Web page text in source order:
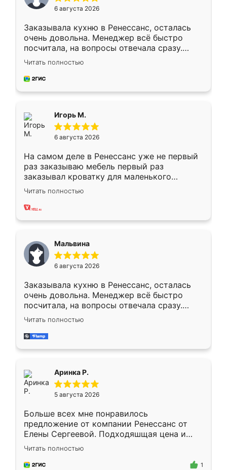
6 августа 2026
Заказывала кухню в Ренессанс, осталась
очень довольна. Менеджер всё быстро
посчитала, на вопросы отвечала сразу.
Замерщик приехал в субботу, подошёл к
делу со всей ответственностью. Собрали
за день, ребята работали аккуратно, даже
Читать полностью
Игорь М.
6 августа 2026
На самом деле в Ренессанс уже не первый
раз заказываю мебель первый раз
заказывал кроватку для маленького
ребёнка при его рождении ,во второй раз
заказал шкаф-купе. По качеству очень
хорошее сборка достаточно быстрая,
меньше, здесь же он более разнообразный.
Мне нравится ,если что-то потребуется из
мебели буду заказывать только здесь.
Читать полностью
Мальвина
6 августа 2026
Заказывала кухню в Ренессанс, осталась
очень довольна. Менеджер всё быстро
посчитала, на вопросы отвечала сразу.
Замерщик приехал в субботу, подошёл к
делу со всей ответственностью. Собрали
за день, ребята работали аккуратно, даже
Читать полностью
Аринка Р.
5 августа 2026
Больше всех мне понравилось
предложение от компании Ренессанс от
Елены Сергеевой. Подходяшщая цена и
короткие сроки изготовления. Приехавший
для замера сотрудник Владислав
предложил по моему эскизу самый
Читать полностью
1